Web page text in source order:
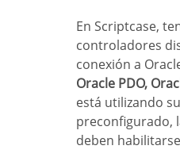
En Scriptcase, tenemos los siguientes
controladores
conexión a
Oracle PDO,
está utilizando
preconfigurado,
deben